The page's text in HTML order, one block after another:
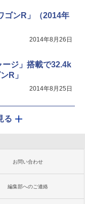
ゴンR」（2014年
2014年8月26日
ージ」搭載で32.4k
R」
2014年8月25日
る
お問い合わせ
編集部へのご連絡